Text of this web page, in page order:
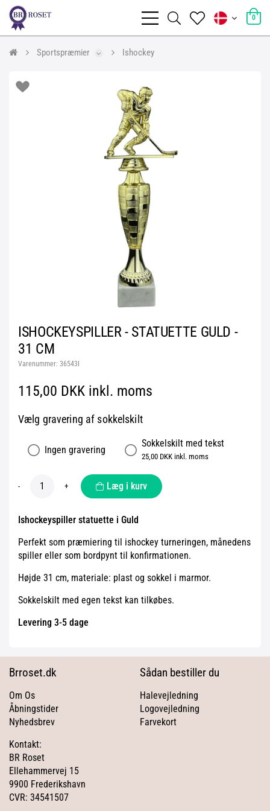
0
Sportspræmier Ishockey
ISHOCKEYSPILLER - STATUETTE GULD -
31 CM
Varenummer: 36543I
115,00 DKK inkl. moms
Vælg gravering af sokkelskilt
Ingen gravering
Sokkelskilt med tekst
25,00 DKK inkl. moms
- + Læg i kurv
Ishockeyspiller statuette i Guld
Perfekt som præmiering til ishockey turneringen, månedens
spiller eller som bordpynt til konfirmationen.
Højde 31 cm, materiale: plast og sokkel i marmor.
Sokkelskilt med egen tekst kan tilkøbes.
Levering 3-5 dage
Brroset.dk
Om Os
Åbningstider
Nyhedsbrev
Kontakt:
BR Roset
Ellehammervej 15
9900 Frederikshavn
CVR: 34541507
Sådan bestiller du
Halevejledning
Logovejledning
Farvekort